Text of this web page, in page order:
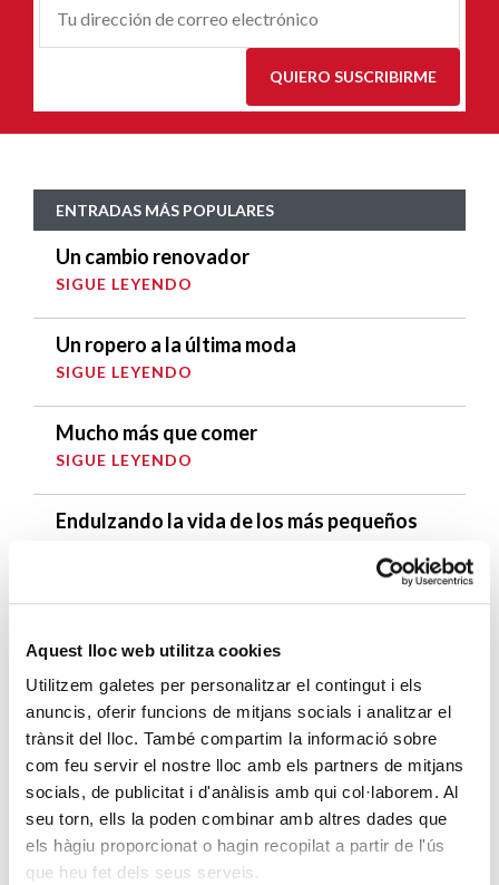
Aquest lloc web utilitza cookies
Utilitzem galetes per personalitzar el contingut i els
anuncis, oferir funcions de mitjans socials i analitzar el
trànsit del lloc. També compartim la informació sobre
com feu servir el nostre lloc amb els partners de mitjans
socials, de publicitat i d'anàlisis amb qui col·laborem. Al
seu torn, ells la poden combinar amb altres dades que
els hàgiu proporcionat o hagin recopilat a partir de l'ús
que heu fet dels seus serveis.
Correu-
QUIERO SUSCRIBIRME
ENTRADAS MÁS POPULARES
Un cambio renovador
SIGUE LEYENDO
Un ropero a la última moda
SIGUE LEYENDO
Mucho más que comer
SIGUE LEYENDO
Endulzando la vida de los más pequeños
SIGUE LEYENDO
Más que un voluntariado: un encuentro
entre generaciones que deja huella
SIGUE LEYENDO
Unas vacaciones que dan vida